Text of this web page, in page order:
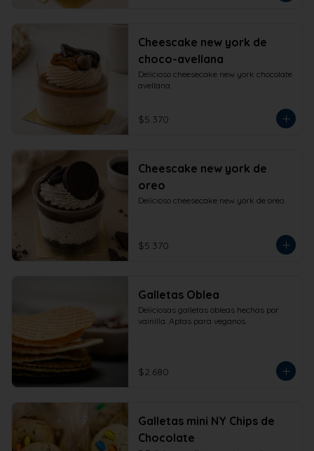
Cheescake new york de
choco-avellana
Delicioso cheesecake new york chocolate
avellana.
$5.370
Cheescake new york de
oreo
Delicioso cheesecake new york de oreo.
$5.370
Galletas Oblea
Deliciosas galletas obleas hechas por
vainilla. Aptas para veganos.
$2.680
Galletas mini NY Chips de
Chocolate